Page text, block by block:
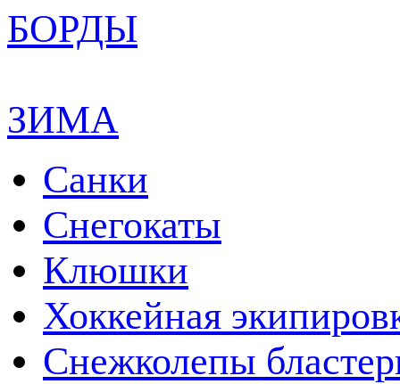
БОРДЫ
ЗИМА
Санки
Снегокаты
Клюшки
Хоккейная
Снежколепы